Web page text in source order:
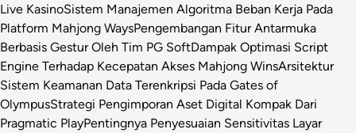
Live KasinoSistem Manajemen Algoritma Beban Kerja Pada
Platform Mahjong WaysPengembangan Fitur Antarmuka
Berbasis Gestur Oleh Tim PG SoftDampak Optimasi Script
Engine Terhadap Kecepatan Akses Mahjong WinsArsitektur
Sistem Keamanan Data Terenkripsi Pada Gates of
OlympusStrategi Pengimporan Aset Digital Kompak Dari
Pragmatic PlayPentingnya Penyesuaian Sensitivitas Layar